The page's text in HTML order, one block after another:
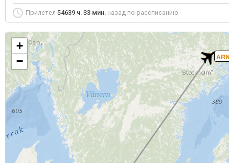
Прилетел 54639 ч. 33 мин. назад по рассписанию
+
−